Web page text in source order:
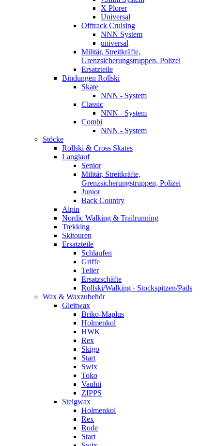
X Plorer
Universal
Offtrack Cruising
NNN System
universal
Militär, Streitkräfte,
Grenzsicherungstruppen, Polizei
Ersatzteile
Bindungen Rollski
Skate
NNN - System
Classic
NNN - System
Combi
NNN - System
Stöcke
Rollski & Cross Skates
Langlauf
Senior
Militär, Streitkräfte,
Grenzsicherungstruppen, Polizei
Junior
Back Country
Alpin
Nordic Walking & Trailrunning
Trekking
Skitouren
Ersatzteile
Schlaufen
Griffe
Teller
Ersatzschäfte
Rollski/Walking - Stockspitzen/Pads
Wax & Waxzubehör
Gleitwax
Briko-Maplus
Holmenkol
HWK
Rex
Skigo
Start
Swix
Toko
Vauhti
ZIPPS
Steigwax
Holmenkol
Rex
Rode
Start